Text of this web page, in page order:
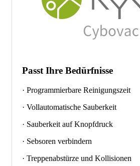
Passt Ihre Bedürfnisse
· Programmierbare Reinigungszeit
· Vollautomatische Sauberkeit
· Sauberkeit auf Knopfdruck
· Sebsoren verbindern
· Treppenabstürze und Kollisionen